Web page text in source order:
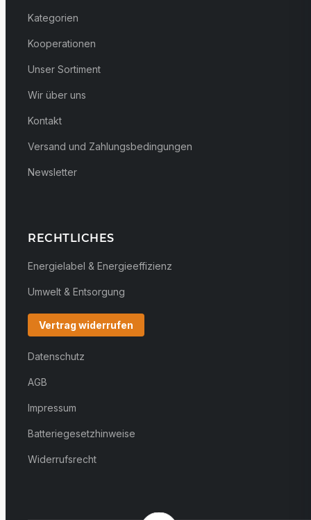
Kategorien
Kooperationen
Unser Sortiment
Wir über uns
Kontakt
Versand und Zahlungsbedingungen
Newsletter
RECHTLICHES
Energielabel & Energieeffizienz
Umwelt & Entsorgung
Vertrag widerrufen
Datenschutz
AGB
Impressum
Batteriegesetzhinweise
Widerrufsrecht